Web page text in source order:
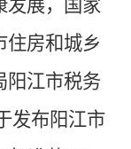
发展，国家
住房和城乡
阳江市税务
发布阳江市